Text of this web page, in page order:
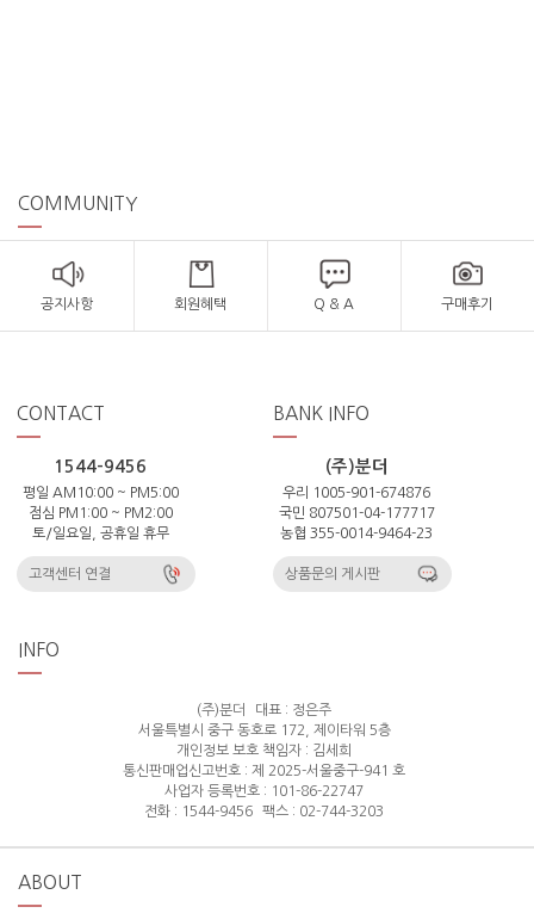
COMMUNITY
공지사항 회원혜택 Q & A 구매후기
CONTACT
1544-9456
평일 AM10:00 ~ PM5:00
점심 PM1:00 ~ PM2:00
토/일요일, 공휴일 휴무
고객센터 연결
BANK INFO
(주)분더
우리 1005-901-674876
국민 807501-04-177717
농협 355-0014-9464-23
상품문의 게시판
INFO
(주)분더
대표 : 정은주
서울특별시 중구 동호로 172, 제이타워 5층
개인정보 보호 책임자 : 김세희
통신판매업신고번호 : 제 2025-서울중구-941 호
사업자 등록번호 : 101-86-22747
전화 : 1544-9456
팩스 : 02-744-3203
ABOUT